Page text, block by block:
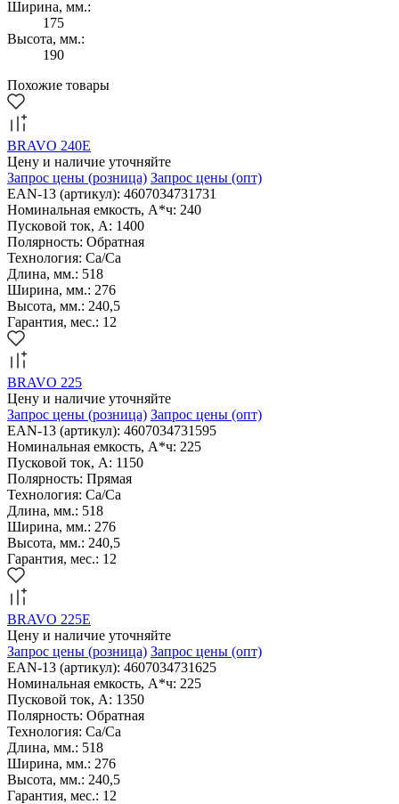
Ширина, мм.:
175
Высота, мм.:
190
Похожие товары
BRAVO 240E
Цену и наличие уточняйте
Запрос цены (розница) Запрос цены (опт)
EAN-13 (артикул): 4607034731731
Номинальная емкость, А*ч: 240
Пусковой ток, А: 1400
Полярность: Обратная
Технология: Са/Са
Длина, мм.: 518
Ширина, мм.: 276
Высота, мм.: 240,5
Гарантия, мес.: 12
BRAVO 225
Цену и наличие уточняйте
Запрос цены (розница) Запрос цены (опт)
EAN-13 (артикул): 4607034731595
Номинальная емкость, А*ч: 225
Пусковой ток, А: 1150
Полярность: Прямая
Технология: Са/Са
Длина, мм.: 518
Ширина, мм.: 276
Высота, мм.: 240,5
Гарантия, мес.: 12
BRAVO 225E
Цену и наличие уточняйте
Запрос цены (розница) Запрос цены (опт)
EAN-13 (артикул): 4607034731625
Номинальная емкость, А*ч: 225
Пусковой ток, А: 1350
Полярность: Обратная
Технология: Са/Са
Длина, мм.: 518
Ширина, мм.: 276
Высота, мм.: 240,5
Гарантия, мес.: 12